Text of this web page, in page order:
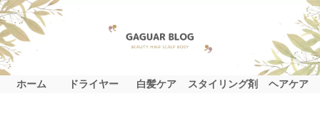
ホーム ドライヤー 白髪ケア スタイリング剤 ヘアケア